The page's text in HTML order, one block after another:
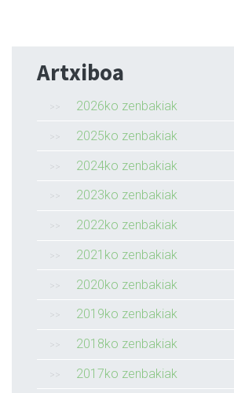
Artxiboa
2026ko zenbakiak
2025ko zenbakiak
2024ko zenbakiak
2023ko zenbakiak
2022ko zenbakiak
2021ko zenbakiak
2020ko zenbakiak
2019ko zenbakiak
2018ko zenbakiak
2017ko zenbakiak